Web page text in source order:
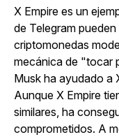
X Empire es un
de Telegram
criptomonedas
mecánica de "tocar
Musk ha ayudado a
Aunque X Empire
similares, ha
comprometidos. A